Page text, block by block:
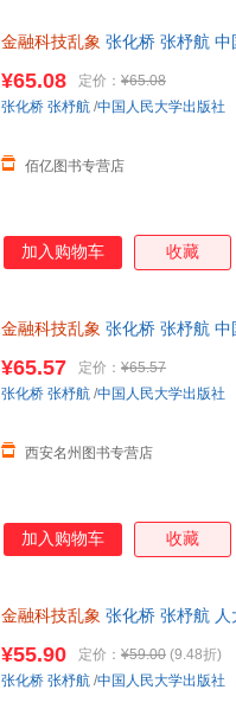
金融科技乱象 张化桥 张杼航
¥65.08 定价： ¥65.08
佰亿图书专营店
张化桥 张杼航 /中国人民大学出版社
加入购物车 收藏
金融科技乱象 张化桥 张杼航
¥65.57 定价： ¥65.57
西安名州图书专营店
张化桥 张杼航 /中国人民大学出版社
加入购物车 收藏
金融科技乱象 张化桥 张杼航
¥55.90 定价： ¥59.00 (9.48折)
张化桥 张杼航 /中国人民大学出版社